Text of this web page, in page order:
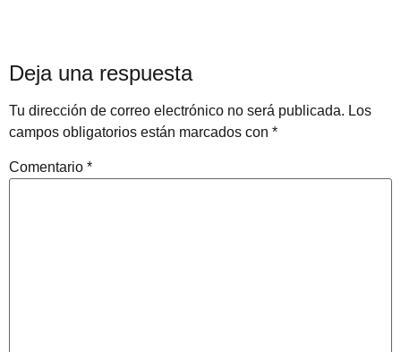
Deja una respuesta
Tu dirección de correo electrónico no será publicada. Los
campos obligatorios están marcados con *
Comentario *